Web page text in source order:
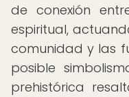
de conexión
espiritual,
comunidad y las
posible
prehistórica